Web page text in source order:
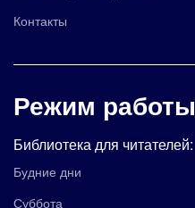
Контакты
Режим работы
Библиотека для читателей:
Будние дни
Суббота